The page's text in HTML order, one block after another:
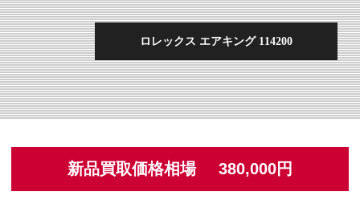
ロレックス エアキング 114200
新品買取価格相場 380,000円